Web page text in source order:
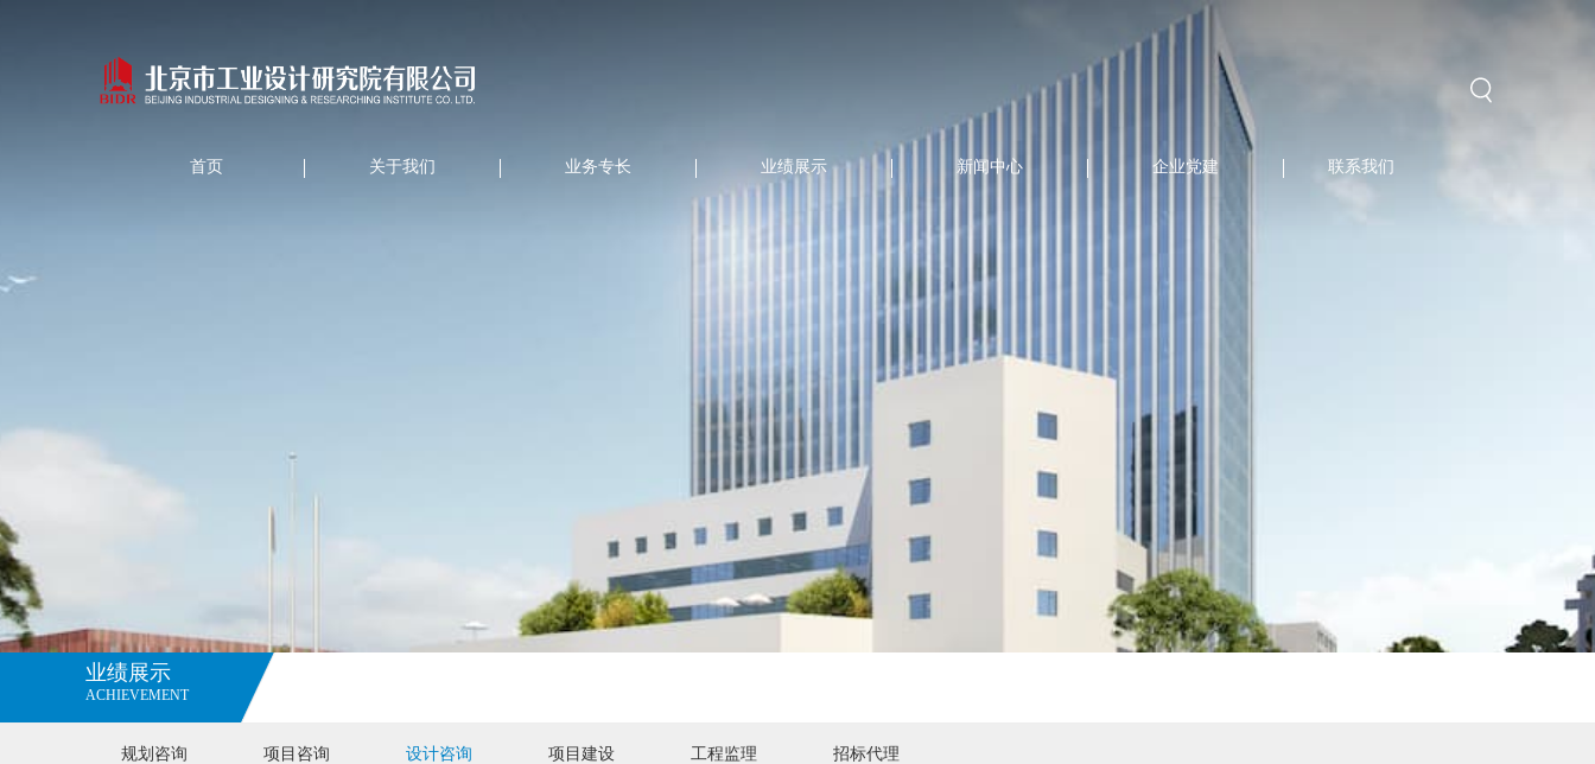
首页 关于我们 业务专长 业绩展示 新闻中心 企业党建 联系我们
业绩展示
ACHIEVEMENT
规划咨询 项目咨询 设计咨询 项目建设 工程监理 招标代理